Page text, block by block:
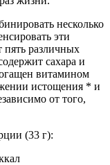
несколько
эти
пять различных
сахара и
витамином
истощения * и
от того,
(33 г):